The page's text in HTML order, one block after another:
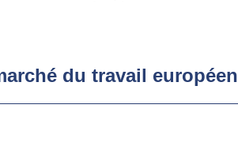
du travail européen